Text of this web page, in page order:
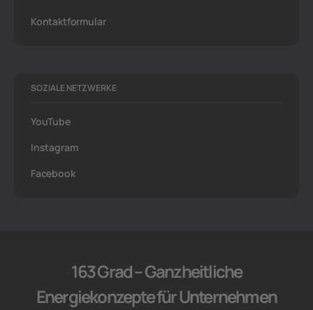
Kontaktformular
SOZIALE NETZWERKE
YouTube
Instagram
Facebook
163 Grad – Ganzheitliche
Energiekonzepte für Unternehmen